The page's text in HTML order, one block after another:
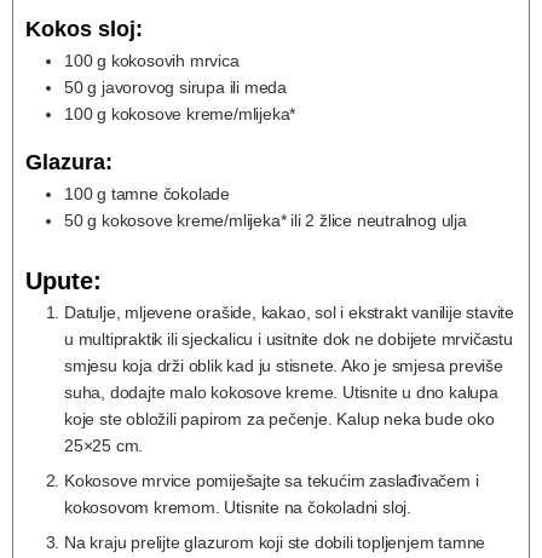
Kokos sloj:
100 g kokosovih mrvica
50 g javorovog sirupa ili meda
100 g kokosove kreme/mlijeka*
Glazura:
100 g tamne čokolade
50 g kokosove kreme/mlijeka* ili 2 žlice neutralnog ulja
Upute:
Datulje, mljevene orašide, kakao, sol i ekstrakt vanilije stavite
u multipraktik ili sjeckalicu i usitnite dok ne dobijete mrvičastu
smjesu koja drži oblik kad ju stisnete. Ako je smjesa previše
suha, dodajte malo kokosove kreme. Utisnite u dno kalupa
koje ste obložili papirom za pečenje. Kalup neka bude oko
25×25 cm.
Kokosove mrvice pomiješajte sa tekućim zaslađivačem i
kokosovom kremom. Utisnite na čokoladni sloj.
Na kraju prelijte glazurom koji ste dobili topljenjem tamne